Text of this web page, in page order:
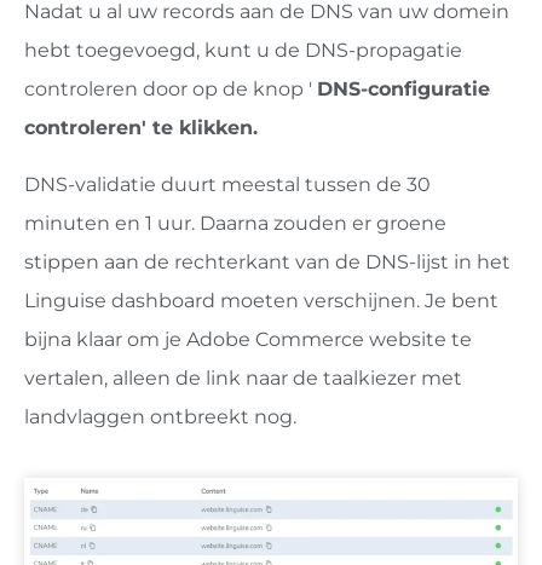
Nadat u al uw records aan de DNS van uw domein
hebt toegevoegd, kunt u de DNS-propagatie
controleren door op de knop ' DNS-configuratie
controleren' te klikken.
DNS-validatie duurt meestal tussen de 30
minuten en 1 uur. Daarna zouden er groene
stippen aan de rechterkant van de DNS-lijst in het
Linguise dashboard moeten verschijnen. Je bent
bijna klaar om je Adobe Commerce website te
vertalen, alleen de link naar de taalkiezer met
landvlaggen ontbreekt nog.